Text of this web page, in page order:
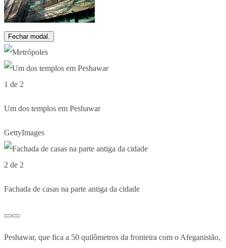
Fechar modal.
1 de 2
Um dos templos em Peshawar
GettyImages
2 de 2
Fachada de casas na parte antiga da cidade
Peshawar, que fica a 50 quilômetros da fronteira com o Afeganistão,